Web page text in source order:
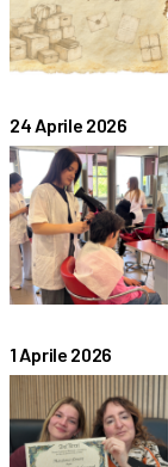
24 Aprile 2026
1 Aprile 2026